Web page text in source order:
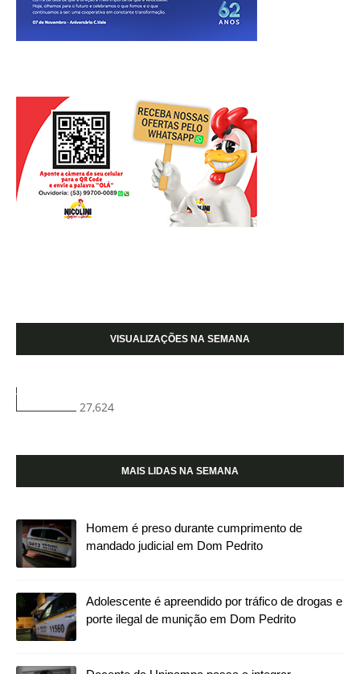
VISUALIZAÇÕES NA SEMANA
27,624
MAIS LIDAS NA SEMANA
Homem é preso durante cumprimento de
mandado judicial em Dom Pedrito
Adolescente é apreendido por tráfico de drogas e
porte ilegal de munição em Dom Pedrito